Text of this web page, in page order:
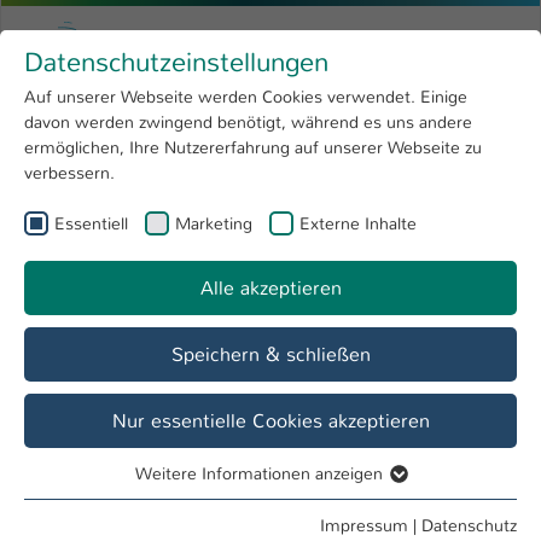
Menu
Forschung 4
Open submenu
Hochschule
International
Zum Hauptinhalt springen
Hochschule Kaiserslautern
Sie sind hier:
Suche
Personenverzeichnis
Studiengänge
Datenschutzeinstellungen
Auf unserer Webseite werden Cookies verwendet. Einige
davon werden zwingend benötigt, während es uns andere
ermöglichen, Ihre Nutzererfahrung auf unserer Webseite zu
verbessern.
Essentiell Marketing Externe Inhalte
Alle akzeptieren
Speichern & schließen
Nur essentielle Cookies akzeptieren
Essentielle Cookies werden für grundlegende Funktionen
Weitere Informationen anzeigen
Impressum | Datenschutz